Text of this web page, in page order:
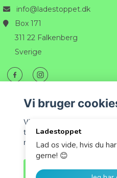
info@ladestoppet.dk
Box 171
311 22 Falkenberg
Sverige
© 2026
Vi bruger
Vi bruger cookies til at
til dig, og for at give dig
når du handler hos os.